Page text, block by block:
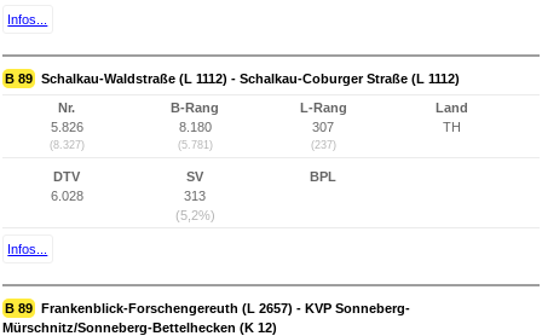
Infos...
B 89 Schalkau-Waldstraße (L 1112) - Schalkau-Coburger Straße (L 1112)
Nr.
5.826
(8.327)
B-Rang
8.180
(5.781)
L-Rang
307
(237)
Land
TH
DTV
6.028
SV
313
(5,2%)
BPL
Infos...
B 89 Frankenblick-Forschengereuth (L 2657) - KVP Sonneberg-
Mürschnitz/Sonneberg-Bettelhecken (K 12)